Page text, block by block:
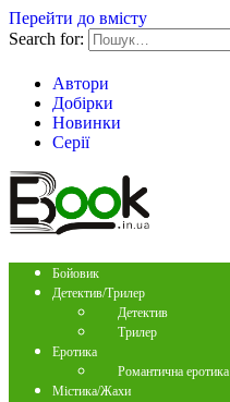
Перейти до вмісту
Search for:
Автори
Добірки
Новинки
Серії
Бойовик
Детектив/Трилер
Детектив
Трилер
Еротика
Романтична еротика
Містика/Жахи